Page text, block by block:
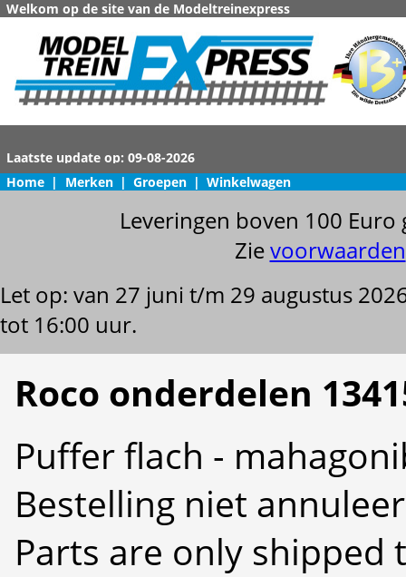
Welkom op de site van de Modeltreinexpress
Home | Merken | Groepen | Winkelwagen
Leveringen boven 100
Zievoorwaarden
Let op: van 27 juni t/m 29 augustus
tot 16:00 uur.
Roco onderdelen
Puffer flach -
Bestelling niet
Parts are only shipped